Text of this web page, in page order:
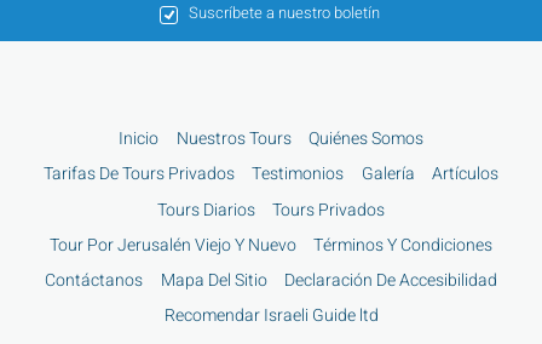
Suscríbete a nuestro boletín
Inicio Nuestros Tours
Quiénes Somos
Tarifas De Tours Privados
Testimonios Galería
Artículos
Tours Diarios
Tours Privados
Tour Por Jerusalén Viejo Y Nuevo
Términos Y Condiciones
Contáctanos
Mapa Del Sitio
Declaración De Accesibilidad
Recomendar Israeli Guide ltd